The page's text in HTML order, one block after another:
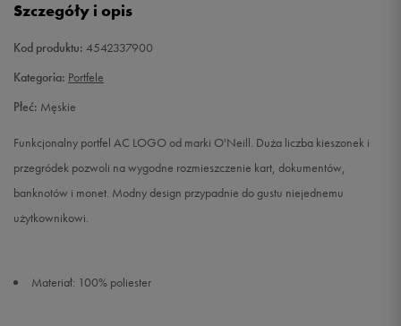
Szczegóły i opis
Kod produktu: 4542337900
Kategoria: Portfele
Płeć: Męskie
Funkcjonalny portfel AC LOGO od marki O'Neill. Duża liczba kieszonek i
przegródek pozwoli na wygodne rozmieszczenie kart, dokumentów,
banknotów i monet. Modny design przypadnie do gustu niejednemu
użytkownikowi.
Materiał: 100% poliester